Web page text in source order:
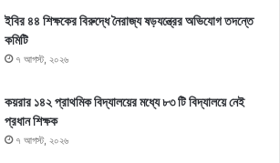
ইবির ৪৪ শিক্ষকের বিরুদ্ধে নৈরাজ্য ষড়যন্ত্রের অভিযোগ তদন্তে
কমিটি
৭ আগস্ট, ২০২৬
কয়রার ১৪২ প্রাথমিক বিদ্যালয়ের মধ্যে ৮৩ টি বিদ্যালয়ে নেই
প্রধান শিক্ষক
৭ আগস্ট, ২০২৬